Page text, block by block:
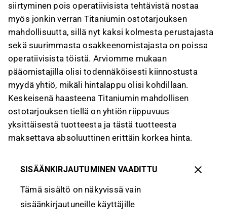
siirtyminen pois operatiivisista tehtävistä nostaa
myös jonkin verran Titaniumin ostotarjouksen
mahdollisuutta, sillä nyt kaksi kolmesta perustajasta
sekä suurimmasta osakkeenomistajasta on poissa
operatiivisista töistä. Arviomme mukaan
pääomistajilla olisi todennäköisesti kiinnostusta
myydä yhtiö, mikäli hintalappu olisi kohdillaan.
Keskeisenä haasteena Titaniumin mahdollisen
ostotarjouksen tiellä on yhtiön riippuvuus
yksittäisestä tuotteesta ja tästä tuotteesta
maksettava absoluuttinen erittäin korkea hinta.
SISÄÄNKIRJAUTUMINEN VAADITTU
Tämä sisältö on näkyvissä vain
sisäänkirjautuneille käyttäjille